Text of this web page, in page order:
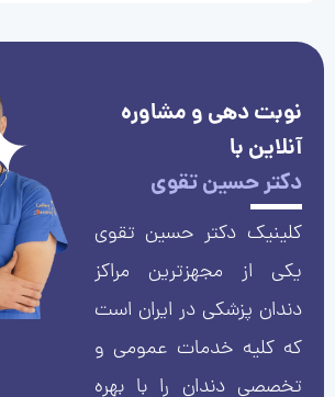
نوبت دهی و مشاوره
آنلاین با
دکتر حسین تقوی
کلینیک دکتر حسین تقوی
یکی از مجهزترین مراکز
دندان پزشکی در ایران است
که کلیه خدمات عمومی و
تخصصی دندان را با بهره